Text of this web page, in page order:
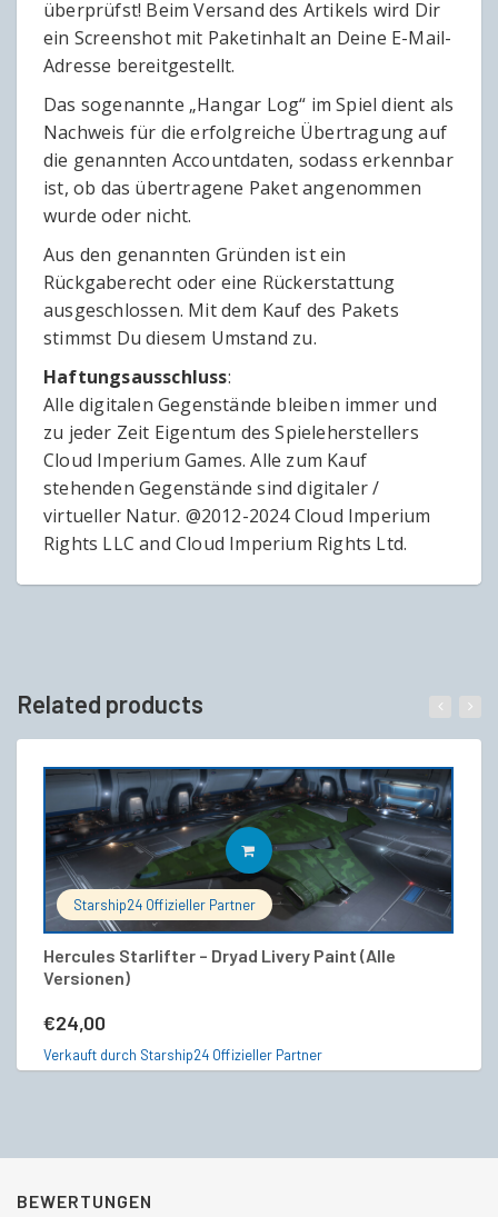
überprüfst! Beim Versand des Artikels wird Dir
ein Screenshot mit Paketinhalt an Deine E-Mail-
Adresse bereitgestellt.
Das sogenannte „Hangar Log“ im Spiel dient als
Nachweis für die erfolgreiche Übertragung auf
die genannten Accountdaten, sodass erkennbar
ist, ob das übertragene Paket angenommen
wurde oder nicht.
Aus den genannten Gründen ist ein
Rückgaberecht oder eine Rückerstattung
ausgeschlossen. Mit dem Kauf des Pakets
stimmst Du diesem Umstand zu.
Haftungsausschluss:
Alle digitalen Gegenstände bleiben immer und
zu jeder Zeit Eigentum des Spieleherstellers
Cloud Imperium Games. Alle zum Kauf
stehenden Gegenstände sind digitaler /
virtueller Natur. @2012-2024 Cloud Imperium
Rights LLC and Cloud Imperium Rights Ltd.
Related products
Starship24 Offizieller Partner
Hercules Starlifter – Dryad Livery Paint (Alle
Versionen)
€24,00
IN DEN WARENKORB
Verkauft durch Starship24 Offizieller Partner
BEWERTUNGEN